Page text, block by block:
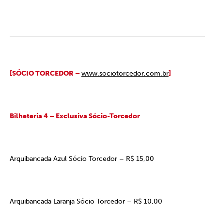
[SÓCIO TORCEDOR –www.sociotorcedor.com.br]
Bilheteria 4 – Exclusiva Sócio-Torcedor
Arquibancada Azul Sócio Torcedor – R$ 15,00
Arquibancada Laranja Sócio Torcedor – R$ 10,00